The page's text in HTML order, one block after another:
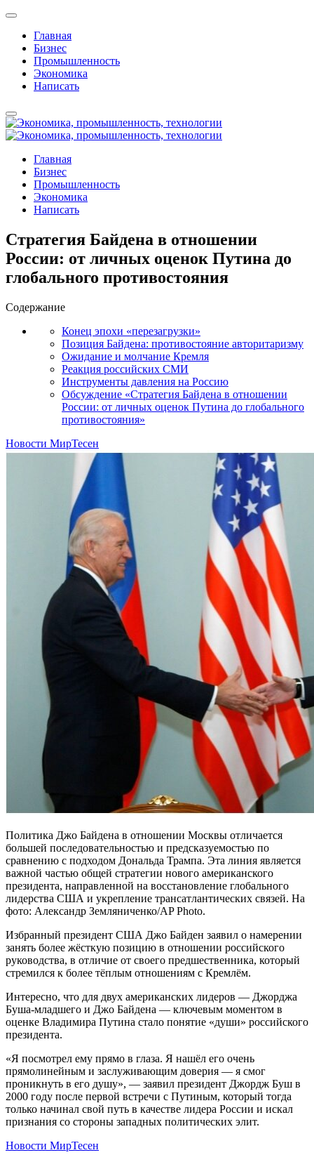
Главная
Бизнес
Промышленность
Экономика
Написать
Главная
Бизнес
Промышленность
Экономика
Написать
Стратегия Байдена в отношении
России: от личных оценок Путина до
глобального противостояния
Содержание
Конец эпохи «перезагрузки»
Позиция Байдена: противостояние авторитаризму
Ожидание и молчание Кремля
Реакция российских СМИ
Инструменты давления на Россию
Обсуждение «Стратегия Байдена в отношении
России: от личных оценок Путина до глобального
противостояния»
Новости МирТесен
Политика Джо Байдена в отношении Москвы отличается
большей последовательностью и предсказуемостью по
сравнению с подходом Дональда Трампа. Эта линия является
важной частью общей стратегии нового американского
президента, направленной на восстановление глобального
лидерства США и укрепление трансатлантических связей. На
фото: Александр Земляниченко/AP Photo.
Избранный президент США Джо Байден заявил о намерении
занять более жёсткую позицию в отношении российского
руководства, в отличие от своего предшественника, который
стремился к более тёплым отношениям с Кремлём.
Интересно, что для двух американских лидеров — Джорджа
Буша-младшего и Джо Байдена — ключевым моментом в
оценке Владимира Путина стало понятие «души» российского
президента.
«Я посмотрел ему прямо в глаза. Я нашёл его очень
прямолинейным и заслуживающим доверия — я смог
проникнуть в его душу», — заявил президент Джордж Буш в
2000 году после первой встречи с Путиным, который тогда
только начинал свой путь в качестве лидера России и искал
признания со стороны западных политических элит.
Новости МирТесен